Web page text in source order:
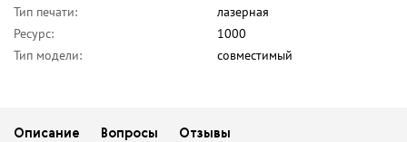
Тип печати:
лазерная
Ресурс:
1000
Тип модели:
совместимый
Описание Вопросы Отзывы